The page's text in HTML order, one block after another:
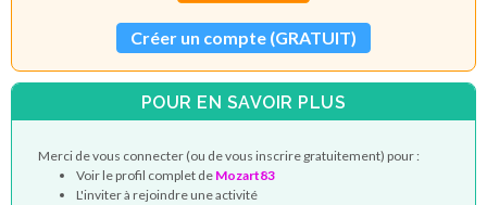
Créer un compte (GRATUIT)
POUR EN SAVOIR PLUS
Merci de vous connecter (ou de vous inscrire gratuitement) pour :
Voir le profil complet de Mozart83
L'inviter à rejoindre une activité